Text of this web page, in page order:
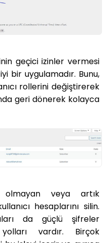
geçici izinler vermesi
bir uygulamadır. Bunu,
rollerini değiştirerek
geri dönerek kolayca
olmayan veya artık
hesaplarını silin.
da güçlü şifreler
vardır. Birçok